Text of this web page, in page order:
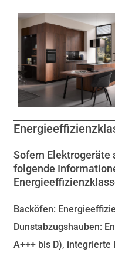
Sofern Elektrogeräte
folgende
Backöfen:
Dunstabzugshauben:
A+++ bis D),